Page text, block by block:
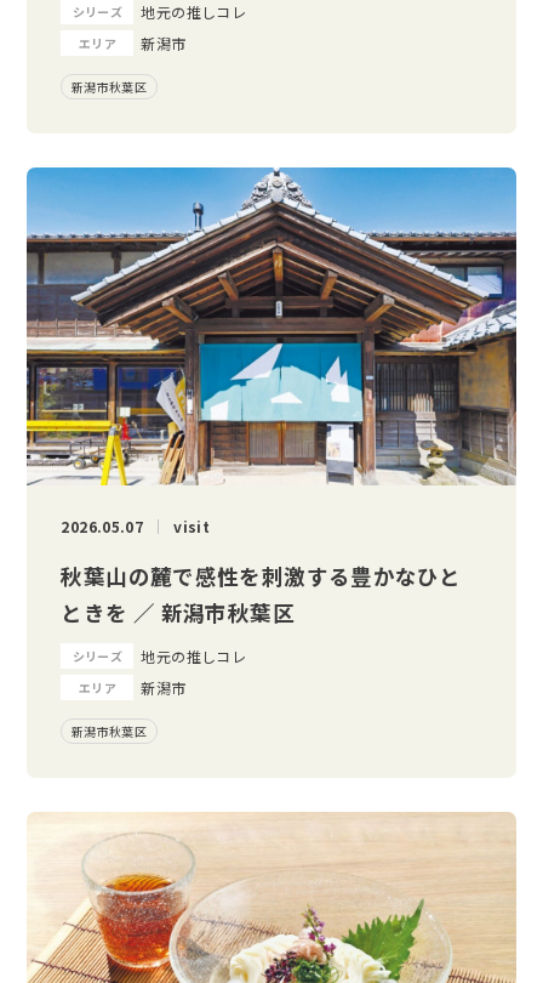
シリーズ 地元の推しコレ
エリア 新潟市
新潟市秋葉区
2026.05.07 visit
秋葉山の麓で感性を刺激する豊かなひと
ときを ／ 新潟市秋葉区
シリーズ 地元の推しコレ
エリア 新潟市
新潟市秋葉区